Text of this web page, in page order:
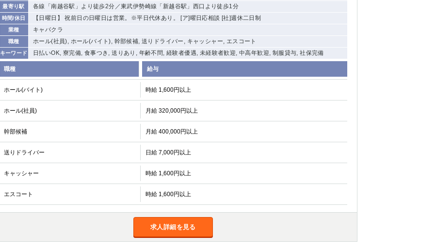
最寄り駅 各線「南越谷駅」より徒歩2分／東武伊勢崎線「新越谷駅」西口より徒歩1分
時間/休日 【日曜日】 祝前日の日曜日は営業。※平日代休あり。 [ア]曜日応相談 [社]週休二日制
業種 キャバクラ
職種 ホール(社員), ホール(バイト), 幹部候補, 送りドライバー, キャッシャー, エスコート
キーワード 日払いOK, 寮完備, 食事つき, 送りあり, 年齢不問, 経験者優遇, 未経験者歓迎, 中高年歓迎, 制服貸与, 社保完備
職種 給与
ホール(バイト) 時給 1,600円以上
ホール(社員) 月給 320,000円以上
幹部候補 月給 400,000円以上
送りドライバー 日給 7,000円以上
キャッシャー 時給 1,600円以上
エスコート 時給 1,600円以上
求人詳細を見る